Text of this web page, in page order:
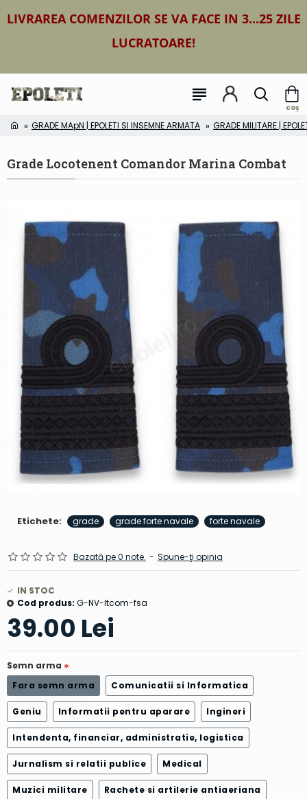
LIVRAREA COMENZILOR SE VA FACE IN 3...25 ZILE
LUCRATOARE!
GRADE MApN | EPOLETI SI INSEMNE ARMATA GRADE MILITARE |
Grade Locotenent Comandor Marina Combat
Etichete: grade grade forte navale forte navale
Bazată pe 0 note. - Spune-ţi opinia
39.00 Lei
IN STOC
Cod produs: G-NV-ltcom-fsa
Semn arma
Fara semn arma
Comunicatii si Informatica
Geniu Informatii pentru aparare Ingineri
Intendenta, financiar, administratie, logistica
Jurnalism si relatii publice Medical
Muzici militare Rachete si artilerie antiaeriana